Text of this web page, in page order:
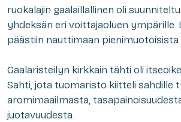
ruokalajin gaalaillallinen oli
yhdeksän eri voittajaoluen ympärille.
päästiin nauttimaan
Gaalaristeilyn kirkkain tähti oli
Sahti, jota tuomaristo kiitteli sahdille
aromimaailmasta,
juotavuudesta.